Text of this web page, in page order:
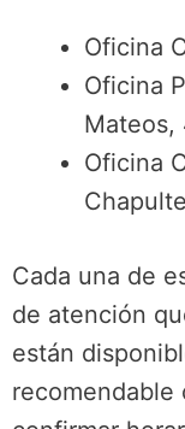
Oficina
Oficina
Mateos,
Oficina
Cada una de
de atención
están
recomendable